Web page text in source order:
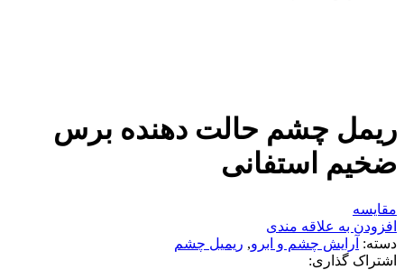
ریمل چشم حالت دهنده برس
ضخیم استفانی
مقایسه
افزودن به علاقه مندی
دسته: آرایش چشم و ابرو, ریمیل چشم
اشتراک گذاری: